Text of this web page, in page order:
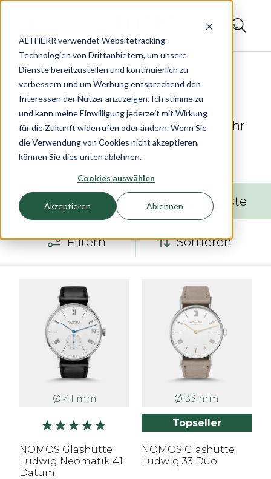
ALTHERR verwendet Websitetracking-
Technologien von Drittanbietern, um unsere
Dienste bereitzustellen und kontinuierlich zu
verbessern und um Werbung entsprechend den
Interessen der Nutzer anzuzeigen. Ich stimme zu
und kann meine Einwilligung jederzeit mit Wirkung
für die Zukunft widerrufen oder ändern. Wenn Sie
die Verwendung von Cookies nicht akzeptieren,
können Sie dies unten ablehnen.
Cookies auswählen
Akzeptieren Ablehnen
NOMOS Ludwig – Die klassische Uhr
bei ALTHERR erleben
21 Artikel Raster Liste
Filtern Sortieren
Ø 41 mm
NOMOS Glashütte
Ludwig Neomatik 41
Datum
Ø 33 mm
Topseller
NOMOS Glashütte
Ludwig 33 Duo